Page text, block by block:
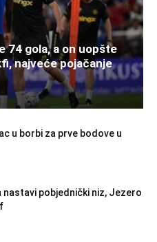
74 gola, a on uopšte
najveće pojačanje
u borbi za prve bodove u
pobjednički niz, Jezero